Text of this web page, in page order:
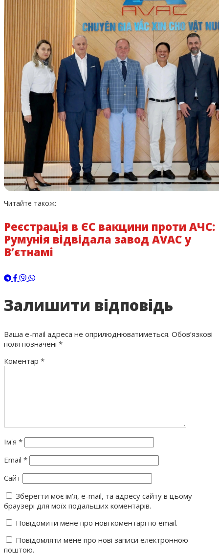
Читайте також:
Реєстрація в ЄС вакцини проти АЧС:
Румунія відвідала завод AVAC у
В’єтнамі
Залишити відповідь
Ваша e-mail адреса не оприлюднюватиметься. Обов’язкові
поля позначені *
Коментар *
Ім'я *
Email *
Сайт
Зберегти моє ім'я, e-mail, та адресу сайту в цьому
браузері для моїх подальших коментарів.
Повідомити мене про нові коментарі по email.
Повідомляти мене про нові записи електронною
поштою.